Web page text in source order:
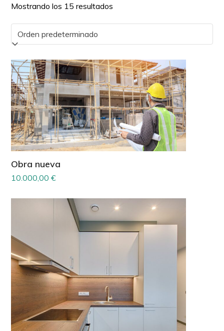
Mostrando los 15 resultados
Obra nueva
10.000,00€